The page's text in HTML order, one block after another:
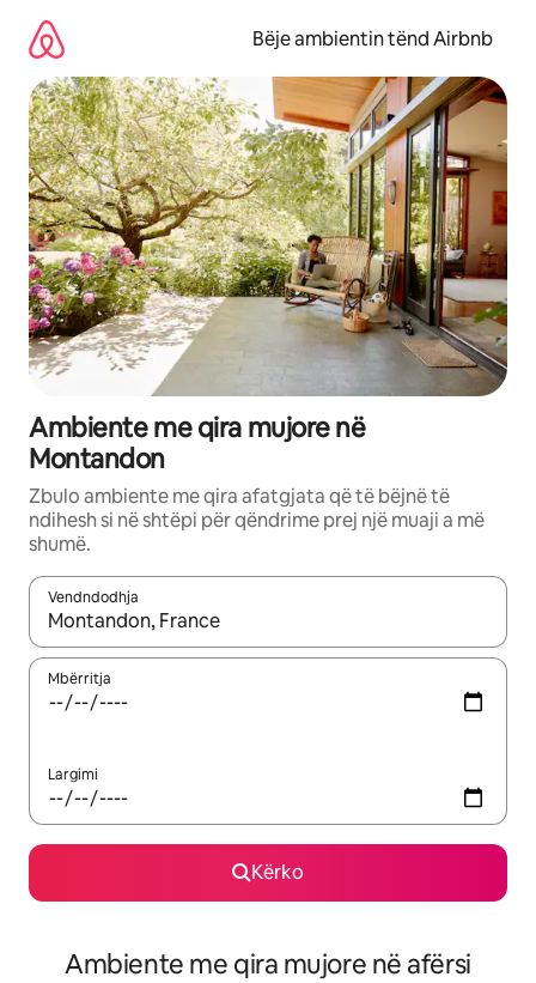
përmbajtja
Bëje ambientin tënd Airbnb
Ambiente me qira mujore në
Montandon
Zbulo ambiente me qira afatgjata që të bëjnë të
ndihesh si në shtëpi për qëndrime prej një muaji a më
shumë.
Vendndodhja
Kur rezultatet të jenë të disponueshme, lëviz me butonat e
Mbërritja
Largimi
Kërko
Ambiente me qira mujore në afërsi